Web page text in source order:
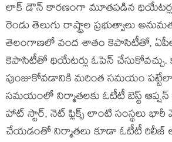
లాక్ డౌన్ కారణంగా మూతపడిన
రెండు తెలుగు రాష్ట్రాల ప్రభుత్వాలు
తెలంగాణలో వంద శాతం కెపాసిటీతో,
కెపాసిటీతో థియేటర్లు ఓపెన్
పుంజుకోవడానికి మరింత సమయం
సమయంలో నిర్మాతలకు ఓటీటీ బెస్ట్
హాట్ స్టార్, నెట్ ఫ్లిక్స్ లాంటి సంస్థలు
చేయడంతో నిర్మాతలు కూడా ఓటీటీ రిలీజ్